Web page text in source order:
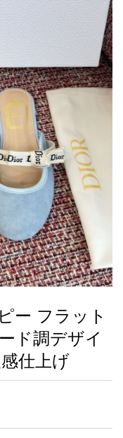
お得な割引をご利用いただ
ッグ最新モデルが登場。
ー フラット
ド調デザイ
仕上げ